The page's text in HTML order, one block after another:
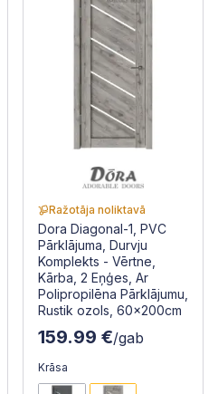
Ražotāja noliktavā
Dora Diagonal-1, PVC
Pārklājuma, Durvju
Komplekts - Vērtne,
Kārba, 2 Eņģes, Ar
Polipropilēna Pārklājumu,
Rustik ozols, 60x200cm
159.99 €/gab
Krāsa